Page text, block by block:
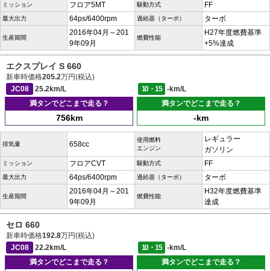
ミッション フロア5MT 駆動方式 FF
最大出力 64ps/6400rpm 過給器（ターボ） ターボ
生産期間
2016年04月～201
9年09月
燃費性能
H27年度燃費基準
+5%達成
エクスプレイ S 660
新車時価格205.2万円(税込)
JC08
25.2km/L 10・15
-km/L
満タンでどこまで走る？
756km
満タンでどこまで走る？
-km
排気量 658cc
使用燃料
エンジン
レギュラー
ガソリン
ミッション フロアCVT 駆動方式 FF
最大出力 64ps/6400rpm 過給器（ターボ） ターボ
生産期間
2016年04月～201
9年09月
燃費性能
H32年度燃費基準
達成
セロ 660
新車時価格192.8万円(税込)
JC08
22.2km/L 10・15
-km/L
満タンでどこまで走る？
満タンでどこまで走る？